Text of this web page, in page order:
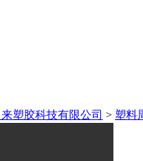
塑胶科技有限公司 > 塑料